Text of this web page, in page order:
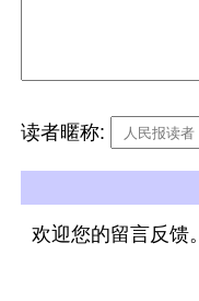
读者暱称:
欢迎您的留言反馈。